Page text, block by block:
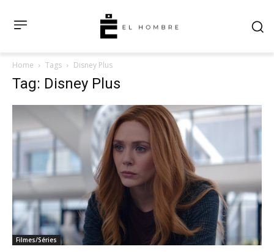
Home Tags Disney Plus
Tag: Disney Plus
Filmes/Séries